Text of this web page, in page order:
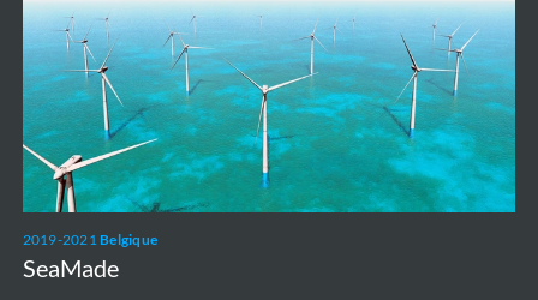
2019-2021Belgique
SeaMade